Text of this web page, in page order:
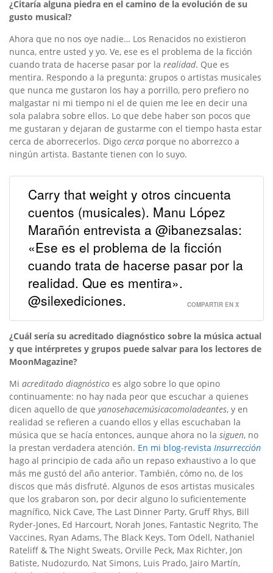
¿Citaría alguna piedra en el camino de la evolución de su
gusto musical?
Ahora que no nos oye nadie… Los Renacidos no existieron
nunca, entre usted y yo. Ve, ese es el problema de la ficción
cuando trata de hacerse pasar por la realidad. Que es
mentira. Respondo a la pregunta: grupos o artistas musicales
que nunca me gustaron los hay a porrillo, pero prefiero no
malgastar ni mi tiempo ni el de quien me lee en decir una
sola palabra sobre ellos. Lo que debe haber son pocos que
me gustaran y dejaran de gustarme con el tiempo hasta estar
cerca de aborrecerlos. Digo cerca porque no aborrezco a
ningún artista. Bastante tienen con lo suyo.
Carry that weight y otros cincuenta
cuentos (musicales). Manu López
Marañón entrevista a @ibanezsalas:
«Ese es el problema de la ficción
cuando trata de hacerse pasar por la
realidad. Que es mentira».
@silexediciones.
COMPARTIR EN X
¿Cuál sería su acreditado diagnóstico sobre la música actual
y que intérpretes y grupos puede salvar para los lectores de
MoonMagazine?
Mi acreditado diagnóstico es algo sobre lo que opino
continuamente: no hay nada peor que escuchar a quienes
dicen aquello de que yanosehacemúsicacomoladeantes, y en
realidad se refieren a cuando ellos y ellas escuchaban la
música que se hacía entonces, aunque ahora no la siguen, no
la prestan verdadera atención. En mi blog-revista Insurrección
hago al principio de cada año un repaso exhaustivo a lo que
más me gustó del año anterior. También, cómo no, de los
discos que más disfruté. Algunos de esos artistas musicales
que los grabaron son, por decir alguno lo suficientemente
magnífico, Nick Cave, The Last Dinner Party, Gruff Rhys, Bill
Ryder-Jones, Ed Harcourt, Norah Jones, Fantastic Negrito, The
Vaccines, Ryan Adams, The Black Keys, Tom Odell, Nathaniel
Rateliff & The Night Sweats, Orville Peck, Max Richter, Jon
Batiste, Nudozurdo, Nat Simons, Luis Prado, Jairo Martín,